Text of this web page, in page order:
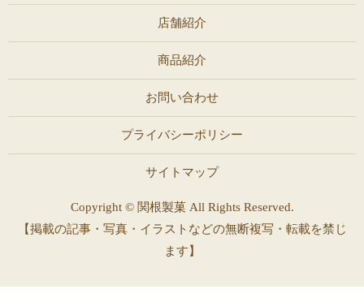
店舗紹介
商品紹介
お問い合わせ
プライバシーポリシー
サイトマップ
Copyright © 関根製菓 All Rights Reserved.
【掲載の記事・写真・イラストなどの無断複写・転載を禁じ
ます】